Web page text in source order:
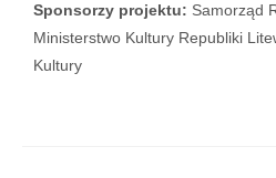
Sponsorzy projektu: Samorząd
Ministerstwo Kultury Republiki
Kultury